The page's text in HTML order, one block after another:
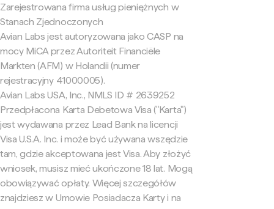
Zarejestrowana firma usług pieniężnych w
Stanach Zjednoczonych
Avian Labs jest autoryzowana jako CASP na
mocy MiCA przez Autoriteit Financiële
Markten (AFM) w Holandii (numer
rejestracyjny 41000005).
Avian Labs USA, Inc., NMLS ID # 2639252
Przedpłacona Karta Debetowa Visa ("Karta")
jest wydawana przez Lead Bank na licencji
Visa U.S.A. Inc. i może być używana wszędzie
tam, gdzie akceptowana jest Visa. Aby złożyć
wniosek, musisz mieć ukończone 18 lat. Mogą
obowiązywać opłaty. Więcej szczegółów
znajdziesz w Umowie Posiadacza Karty i na